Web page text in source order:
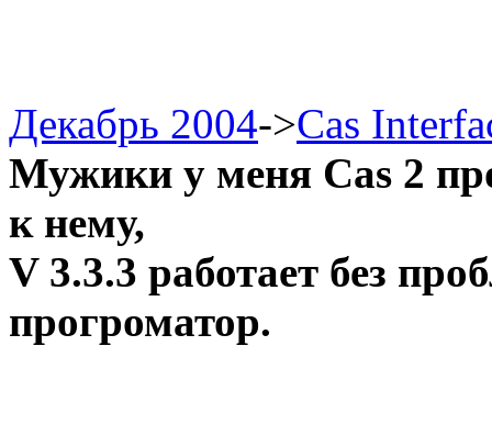
Декабрь 2004->Cas
Мужики у меня Cas 2
к нему,
V 3.3.3 работает без
прогроматор.